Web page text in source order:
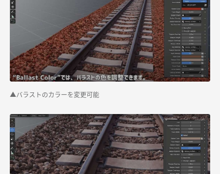
▲バラストのカラーを変更可能